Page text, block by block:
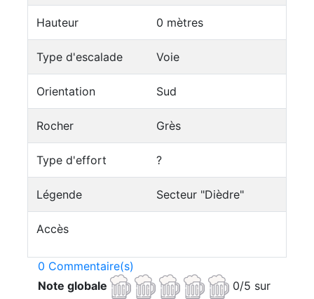
Hauteur 0 mètres
Type d'escalade Voie
Orientation Sud
Rocher Grès
Type d'effort ?
Légende Secteur "Dièdre"
Accès
0 Commentaire(s)
Note globale
0/5 sur